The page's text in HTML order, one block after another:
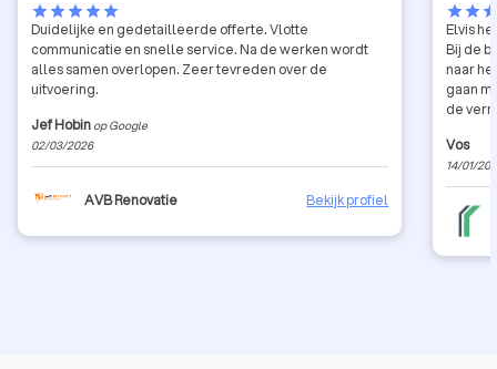
starstarstarstarstar
Duidelijke en gedetailleerde offerte. Vlotte
communicatie en snelle service. Na de werken wordt
alles samen overlopen. Zeer tevreden over de
uitvoering.
Jef Hobin op Google
02/03/2026
AVB Renovatie Bekijk profiel
starstar
Elvis
Bij de
naar
gaan
de
Vos
14/01/